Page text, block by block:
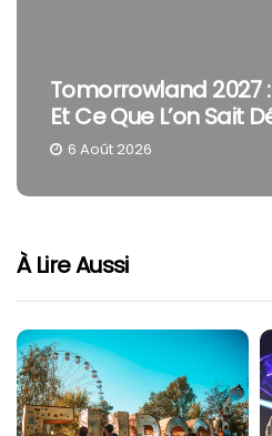
Tomorrowland 2027
Et Ce Que L’on Sait
6 Août 2026
À Lire Aussi